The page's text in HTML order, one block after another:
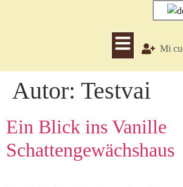
Mi
Autor: Testvai
Ein Blick ins Vanille
Schattengewächshaus